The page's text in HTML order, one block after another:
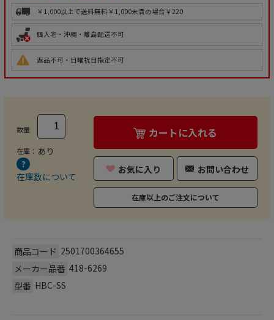
￥1,000以上で送料無料 ￥1,000未満の場合￥220
個人宅・沖縄・離島配送不可
返品不可・日曜祝日指定不可
数量
在庫： あり
在庫数について
カートに入れる
お気に入り お問い合わせ
在庫以上のご注文について
商品コード 2501700364655
メーカー品番 418-6269
型番 HBC-SS